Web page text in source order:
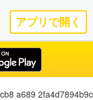
アプリで開く